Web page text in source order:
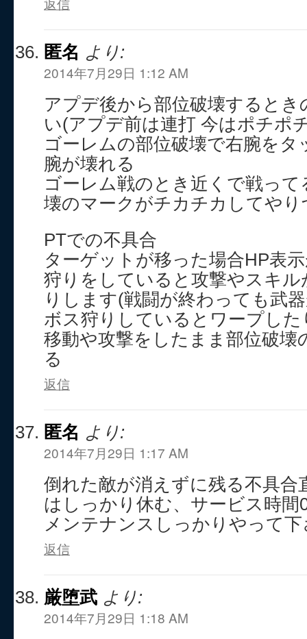
匿名 より:
2014年7月29日 1:12 AM
アプデ後から部位破壊すると
い(アプデ前は連打 今はポチポ
ゴーレムの部位破壊で右腕をタ
腕が壊れる
ゴーレム戦のとき近くで戦って
壊のマークがチカチカしてやり
PTでの不具合
ターゲットが移った場合HP表
狩りをしていると攻撃やスキ
りします(戦闘が終わっても武
ボス狩りしているとワープし
移動や攻撃をしたまま部位破壊
る
返信
匿名 より:
2014年7月29日 1:17 AM
倒れた敵が消えずに残る不具合
はしっかり休む、サービス時
メンテナンスしっかりやって下
返信
厳堕武 より:
2014年7月29日 1:18 AM